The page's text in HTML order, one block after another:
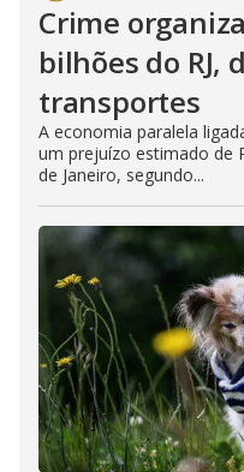
Crime
bilhões do RJ,
transportes
A economia paralela
um prejuízo estimado de
de Janeiro, segundo...